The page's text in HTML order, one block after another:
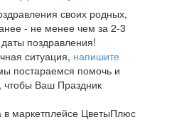
своих родных,
- не менее чем за 2-3
поздравления!
ситуация, напишите
постараемся помочь и
чтобы Ваш Праздник
маркетплейсе ЦветыПлюс